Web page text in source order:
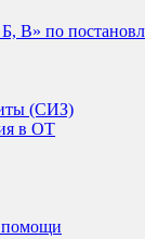
В» по
(СИЗ)
в ОТ
помощи